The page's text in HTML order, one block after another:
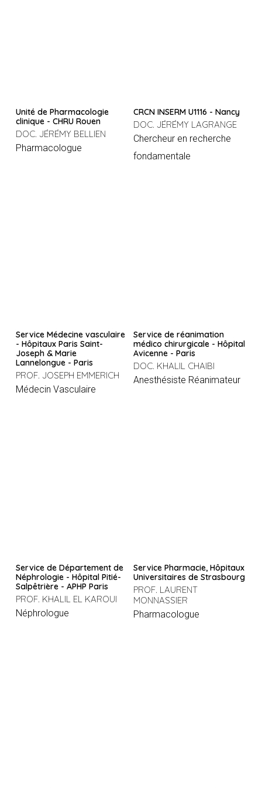
Unité de Pharmacologie
clinique - CHRU Rouen
DOC. JÉRÉMY BELLIEN
Pharmacologue
CRCN INSERM U1116 - Nancy
DOC. JÉRÉMY LAGRANGE
Chercheur en recherche
fondamentale
Service Médecine vasculaire
- Hôpitaux Paris Saint-
Joseph & Marie
Lannelongue - Paris
PROF. JOSEPH EMMERICH
Médecin Vasculaire
Service de réanimation
médico chirurgicale - Hôpital
Avicenne - Paris
DOC. KHALIL CHAIBI
Anesthésiste Réanimateur
Service de Département de
Néphrologie - Hôpital Pitié-
Salpêtrière - APHP Paris
PROF. KHALIL EL KAROUI
Néphrologue
Service Pharmacie, Hôpitaux
Universitaires de Strasbourg
PROF. LAURENT
MONNASSIER
Pharmacologue